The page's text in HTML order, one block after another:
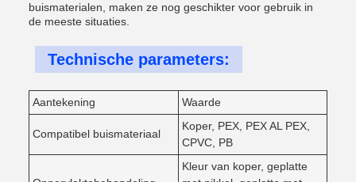
buismaterialen, maken ze nog geschikter voor gebruik in
de meeste situaties.
Technische parameters:
Aantekening Waarde
Compatibel buismateriaal
Koper, PEX, PEX AL PEX,
CPVC, PB
Kleur van koper, geplatte